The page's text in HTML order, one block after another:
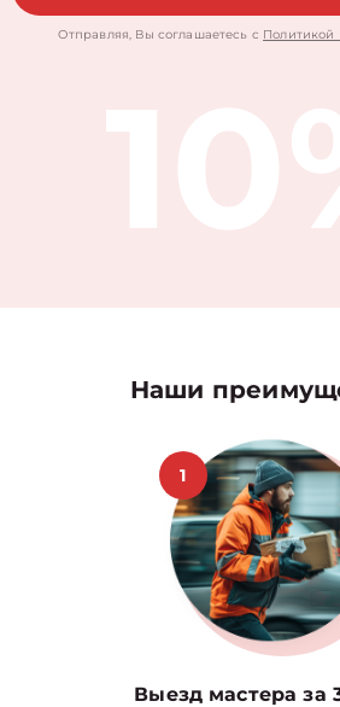
Отправляя, Вы соглашаетесь с Политикой
Наши
1
Выезд мастера за